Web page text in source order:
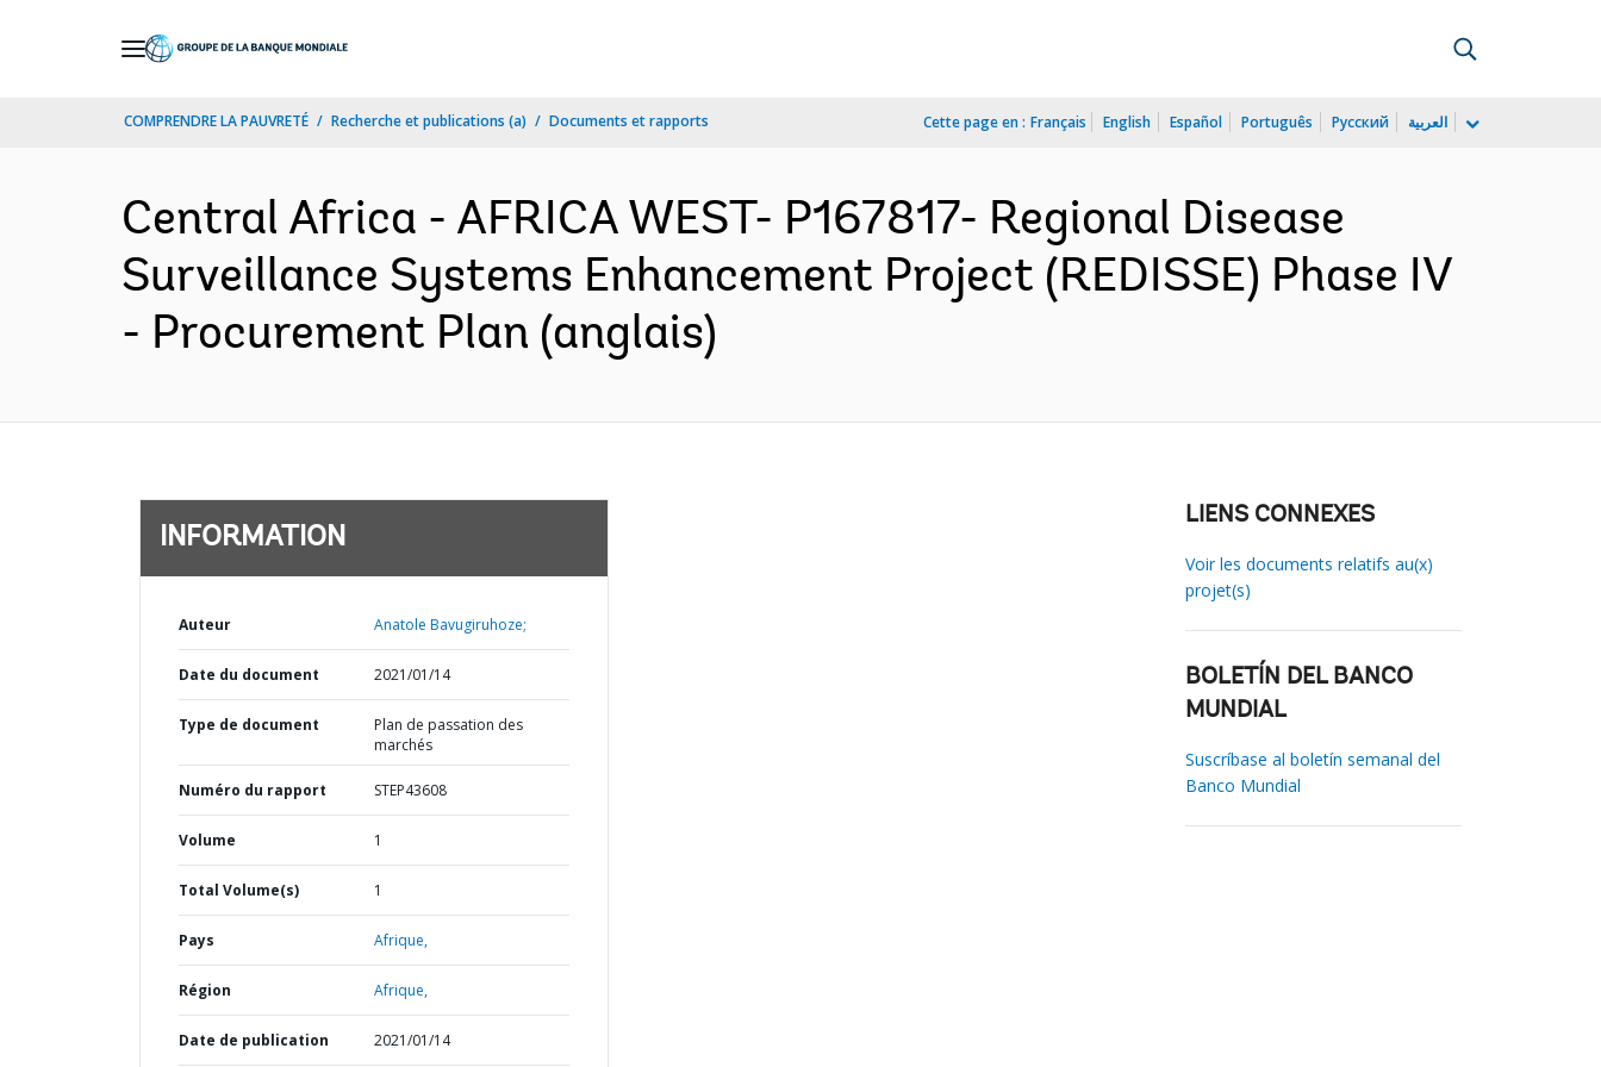
COMPRENDRE LA PAUVRETÉ Recherche et publications (a) Documents et rapports Cette page en : Français English Español Português Русский العربية
Central Africa - AFRICA WEST- P167817- Regional Disease
Surveillance Systems Enhancement Project (REDISSE) Phase IV
- Procurement Plan (anglais)
INFORMATION
Auteur Anatole Bavugiruhoze;
Date du document 2021/01/14
Type de document
Plan de passation des
marchés
Numéro du rapport STEP43608
Volume 1
Total Volume(s) 1
Pays Afrique,
Région Afrique,
Date de publication 2021/01/14
LIENS CONNEXES
Voir les documents relatifs au(x)
projet(s)
BOLETÍN DEL BANCO
MUNDIAL
Suscríbase al boletín semanal del
Banco Mundial